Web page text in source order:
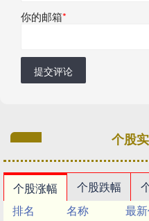
你的邮箱*
提交评论
个股
个股涨幅 个股跌幅
排名
名称 最